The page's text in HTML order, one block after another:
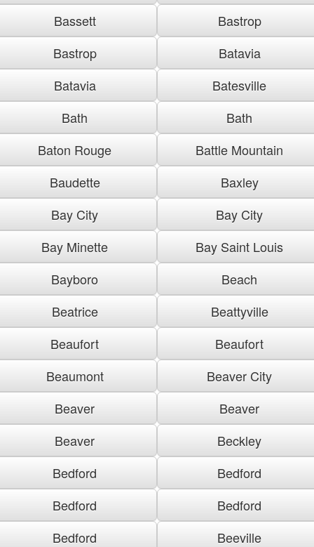
Bassett
Bastrop
Bastrop
Batavia
Batavia
Batesville
Bath
Bath
Baton Rouge
Battle Mountain
Baudette
Baxley
Bay City
Bay City
Bay Minette
Bay Saint Louis
Bayboro
Beach
Beatrice
Beattyville
Beaufort
Beaufort
Beaumont
Beaver City
Beaver
Beaver
Beaver
Beckley
Bedford
Bedford
Bedford
Bedford
Bedford
Beeville